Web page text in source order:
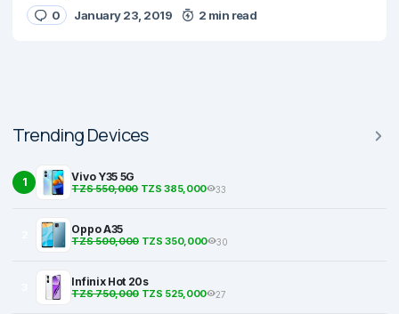
0 January 23, 2019 2 min read
Trending Devices
1 Vivo Y35 5G
TZS 550,000TZS 385,000 33
Oppo A35
TZS 500,000TZS 350,000 30
Infinix Hot 20s
TZS 750,000TZS 525,000 27